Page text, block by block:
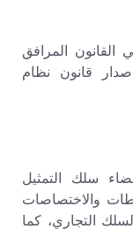
المرافق
القانون رقم 47 لسنة 1978 بإصدار قانون نظام
سلك التمثيل
والاختصاصات
التجاري، كما